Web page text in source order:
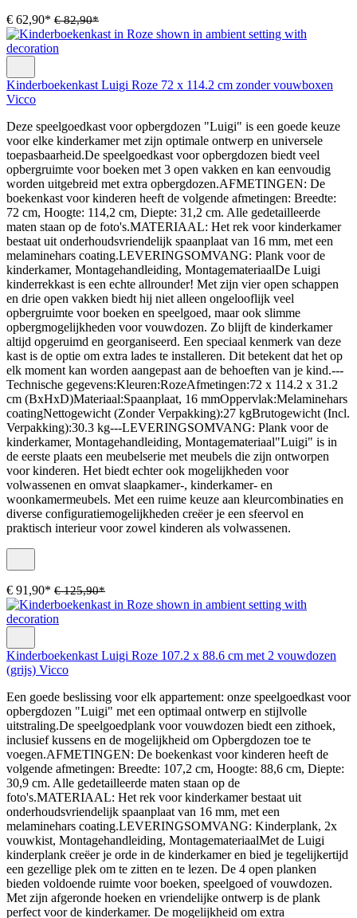
€ 62,90* € 82,90*
Kinderboekenkast Luigi Roze 72 x 114.2 cm zonder vouwboxen
Vicco
Deze speelgoedkast voor opbergdozen "Luigi" is een goede keuze
voor elke kinderkamer met zijn optimale ontwerp en universele
toepasbaarheid.De speelgoedkast voor opbergdozen biedt veel
opbergruimte voor boeken met 3 open vakken en kan eenvoudig
worden uitgebreid met extra opbergdozen.AFMETINGEN: De
boekenkast voor kinderen heeft de volgende afmetingen: Breedte:
72 cm, Hoogte: 114,2 cm, Diepte: 31,2 cm. Alle gedetailleerde
maten staan op de foto's.MATERIAAL: Het rek voor kinderkamer
bestaat uit onderhoudsvriendelijk spaanplaat van 16 mm, met een
melaminehars coating.LEVERINGSOMVANG: Plank voor de
kinderkamer, Montagehandleiding, MontagemateriaalDe Luigi
kinderrekkast is een echte allrounder! Met zijn vier open schappen
en drie open vakken biedt hij niet alleen ongelooflijk veel
opbergruimte voor boeken en speelgoed, maar ook slimme
opbergmogelijkheden voor vouwdozen. Zo blijft de kinderkamer
altijd opgeruimd en georganiseerd. Een speciaal kenmerk van deze
kast is de optie om extra lades te installeren. Dit betekent dat het op
elk moment kan worden aangepast aan de behoeften van je kind.---
Technische gegevens:Kleuren:RozeAfmetingen:72 x 114.2 x 31.2
cm (BxHxD)Materiaal:Spaanplaat, 16 mmOppervlak:Melaminehars
coatingNettogewicht (Zonder Verpakking):27 kgBrutogewicht (Incl.
Verpakking):30.3 kg---LEVERINGSOMVANG: Plank voor de
kinderkamer, Montagehandleiding, Montagemateriaal"Luigi" is in
de eerste plaats een meubelserie met meubels die zijn ontworpen
voor kinderen. Het biedt echter ook mogelijkheden voor
volwassenen en omvat slaapkamer-, kinderkamer- en
woonkamermeubels. Met een ruime keuze aan kleurcombinaties en
diverse configuratiemogelijkheden creëer je een sfeervol en
praktisch interieur voor zowel kinderen als volwassenen.
€ 91,90* € 125,90*
Kinderboekenkast Luigi Roze 107.2 x 88.6 cm met 2 vouwdozen
(grijs) Vicco
Een goede beslissing voor elk appartement: onze speelgoedkast voor
opbergdozen "Luigi" met een optimaal ontwerp en stijlvolle
uitstraling.De speelgoedplank voor vouwdozen biedt een zithoek,
inclusief kussens en de mogelijkheid om Opbergdozen toe te
voegen.AFMETINGEN: De boekenkast voor kinderen heeft de
volgende afmetingen: Breedte: 107,2 cm, Hoogte: 88,6 cm, Diepte:
30,9 cm. Alle gedetailleerde maten staan op de
foto's.MATERIAAL: Het rek voor kinderkamer bestaat uit
onderhoudsvriendelijk spaanplaat van 16 mm, met een
melaminehars coating.LEVERINGSOMVANG: Kinderplank, 2x
vouwkist, Montagehandleiding, MontagemateriaalMet de Luigi
kinderplank creëer je orde in de kinderkamer en bied je tegelijkertijd
een gezellige plek om te zitten en te lezen. De 4 open planken
bieden voldoende ruimte voor boeken, speelgoed of vouwdozen.
Met zijn afgeronde hoeken en vriendelijke ontwerp is de plank
perfect voor de kinderkamer. De mogelijkheid om extra